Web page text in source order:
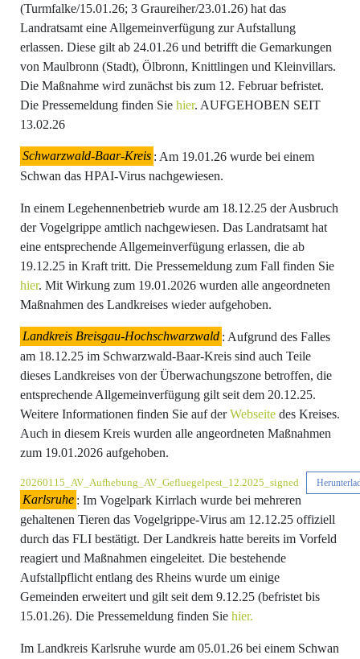
(Turmfalke/15.01.26; 3 Graureiher/23.01.26) hat das
Landratsamt eine Allgemeinverfügung zur Aufstallung
erlassen. Diese gilt ab 24.01.26 und betrifft die Gemarkungen
von Maulbronn (Stadt), Ölbronn, Knittlingen und Kleinvillars.
Die Maßnahme wird zunächst bis zum 12. Februar befristet.
Die Pressemeldung finden Sie hier. AUFGEHOBEN SEIT
13.02.26
Schwarzwald-Baar-Kreis : Am 19.01.26 wurde bei einem
Schwan das HPAI-Virus nachgewiesen.
In einem Legehennenbetrieb wurde am 18.12.25 der Ausbruch
der Vogelgrippe amtlich nachgewiesen. Das Landratsamt hat
eine entsprechende Allgemeinverfügung erlassen, die ab
19.12.25 in Kraft tritt. Die Pressemeldung zum Fall finden Sie
hier. Mit Wirkung zum 19.01.2026 wurden alle angeordneten
Maßnahmen des Landkreises wieder aufgehoben.
Landkreis Breisgau-Hochschwarzwald : Aufgrund des Falles
am 18.12.25 im Schwarzwald-Baar-Kreis sind auch Teile
dieses Landkreises von der Überwachungszone betroffen, die
entsprechende Allgemeinverfügung gilt seit dem 20.12.25.
Weitere Informationen finden Sie auf derWebseite des Kreises.
Auch in diesem Kreis wurden alle angeordneten Maßnahmen
zum 19.01.2026 aufgehoben.
20260115_AV_Aufhebung_AV_Gefluegelpest_12.2025_signed
Karlsruhe : Im Vogelpark Kirrlach wurde bei mehreren
gehaltenen Tieren das Vogelgrippe-Virus am 12.12.25 offiziell
durch das FLI bestätigt. Der Landkreis hatte bereits im Vorfeld
reagiert und Maßnahmen eingeleitet. Die bestehende
Aufstallpflicht entlang des Rheins wurde um einige
Gemeinden erweitert und gilt seit dem 9.12.25 (befristet bis
15.01.26). Die Pressemeldung finden Sie hier.
Im Landkreis Karlsruhe wurde am 05.01.26 bei einem Schwan